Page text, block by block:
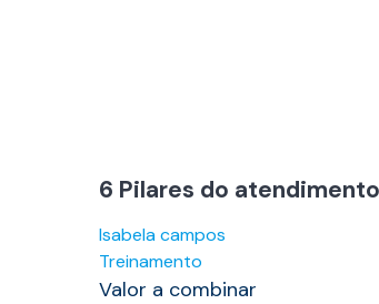
6 Pilares do
Isabela campos
Treinamento
Valor a combinar